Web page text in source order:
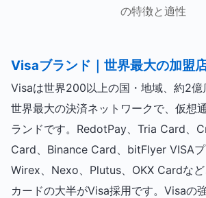
の特徴と適性
Visaブランド｜世界最大の加盟
Visaは世界200以上の国・地域、約2億
世界最大の決済ネットワークで、仮想
ランドです。RedotPay、Tria Card、
Card、Binance Card、bitFlyer VISAプ
Wirex、Nexo、Plutus、OKX Cardなど
カードの大半がVisa採用です。Visaの